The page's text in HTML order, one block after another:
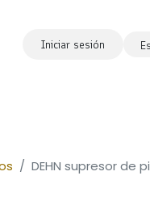
Iniciar sesión
DEHN supresor de